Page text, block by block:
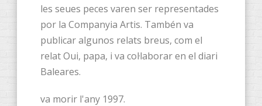
les seues peces varen ser representades
por la Companyia Artis. Tambén va
publicar algunos relats breus, com el
relat Oui, papa, i va col·laborar en el diari
Baleares.
va morir l'any 1997.